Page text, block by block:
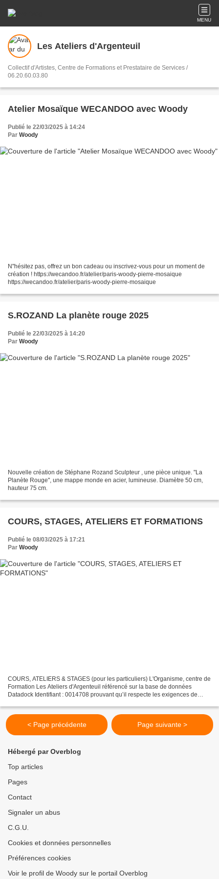
MENU
Les Ateliers d'Argenteuil
Collectif d'Artistes, Centre de Formations et Prestataire de Services /
06.20.60.03.80
Atelier Mosaïque WECANDOO avec Woody
Publié le 22/03/2025 à 14:24
Par Woody
N"hésitez pas, offrez un bon cadeau ou inscrivez-vous pour un moment de
création ! https://wecandoo.fr/atelier/paris-woody-pierre-mosaique
https://wecandoo.fr/atelier/paris-woody-pierre-mosaique
S.ROZAND La planète rouge 2025
Publié le 22/03/2025 à 14:20
Par Woody
Nouvelle création de Stéphane Rozand Sculpteur , une pièce unique. "La
Planète Rouge", une mappe monde en acier, lumineuse. Diamètre 50 cm,
hauteur 75 cm.
COURS, STAGES, ATELIERS ET FORMATIONS
Publié le 08/03/2025 à 17:21
Par Woody
COURS, ATELIERS & STAGES (pour les particuliers) L'Organisme, centre de
Formation Les Ateliers d'Argenteuil référencé sur la base de données
Datadock Identifiant : 0014708 prouvant qu’il respecte les exigences de
< Page précédente Page suivante >
Hébergé par Overblog
Top articles
Pages
Contact
Signaler un abus
C.G.U.
Cookies et données personnelles
Préférences cookies
Voir le profil de Woody sur le portail Overblog